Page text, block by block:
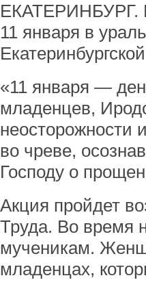
ЕКАТЕРИНБУРГ.
11 января в
«11 января —
младенцев,
неосторожности
во чреве,
Господу о
Акция пройдет
Труда. Во время
мученикам.
младенцах,